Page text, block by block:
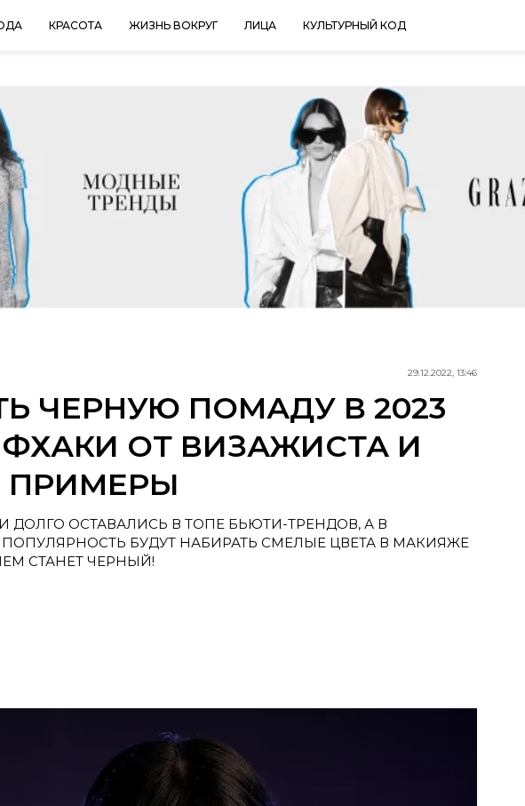
КРАСОТА ЖИЗНЬ ВОКРУГ ЛИЦА КУЛЬТУРНЫЙ КОД
29.12.2022, 13:46
ЧЕРНУЮ ПОМАДУ В 2023
ОТ ВИЗАЖИСТА И
ПРИМЕРЫ
ДОЛГО ОСТАВАЛИСЬ В ТОПЕ БЬЮТИ-ТРЕНДОВ, А В
БУДУТ НАБИРАТЬ СМЕЛЫЕ ЦВЕТА В МАКИЯЖЕ
СТАНЕТ ЧЕРНЫЙ!